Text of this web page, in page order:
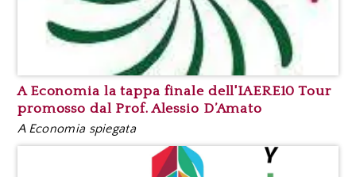
A Economia la tappa finale dell'IAERE10 Tour
promosso dal Prof. Alessio D’Amato
A Economia spiegata